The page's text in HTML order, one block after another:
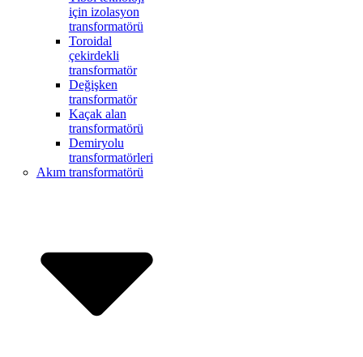
için izolasyon
transformatörü
Toroidal
çekirdekli
transformatör
Değişken
transformatör
Kaçak alan
transformatörü
Demiryolu
transformatörleri
Akım transformatörü